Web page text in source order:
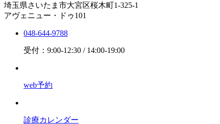
埼玉県さいたま市大宮区桜木町1-325-1
アヴェニュー・ドゥ101
048-644-9788
受付：9:00-12:30 / 14:00-19:00
web予約
診療カレンダー